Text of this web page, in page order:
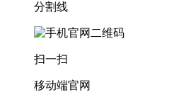
分割线
扫一扫
移动端官网